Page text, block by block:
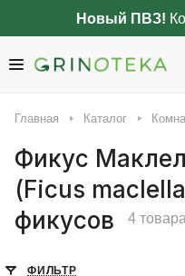
Новый ПВЗ!
Главная Каталог
Фикус
(Ficus
фикусов
4 товара
ФИЛЬТР